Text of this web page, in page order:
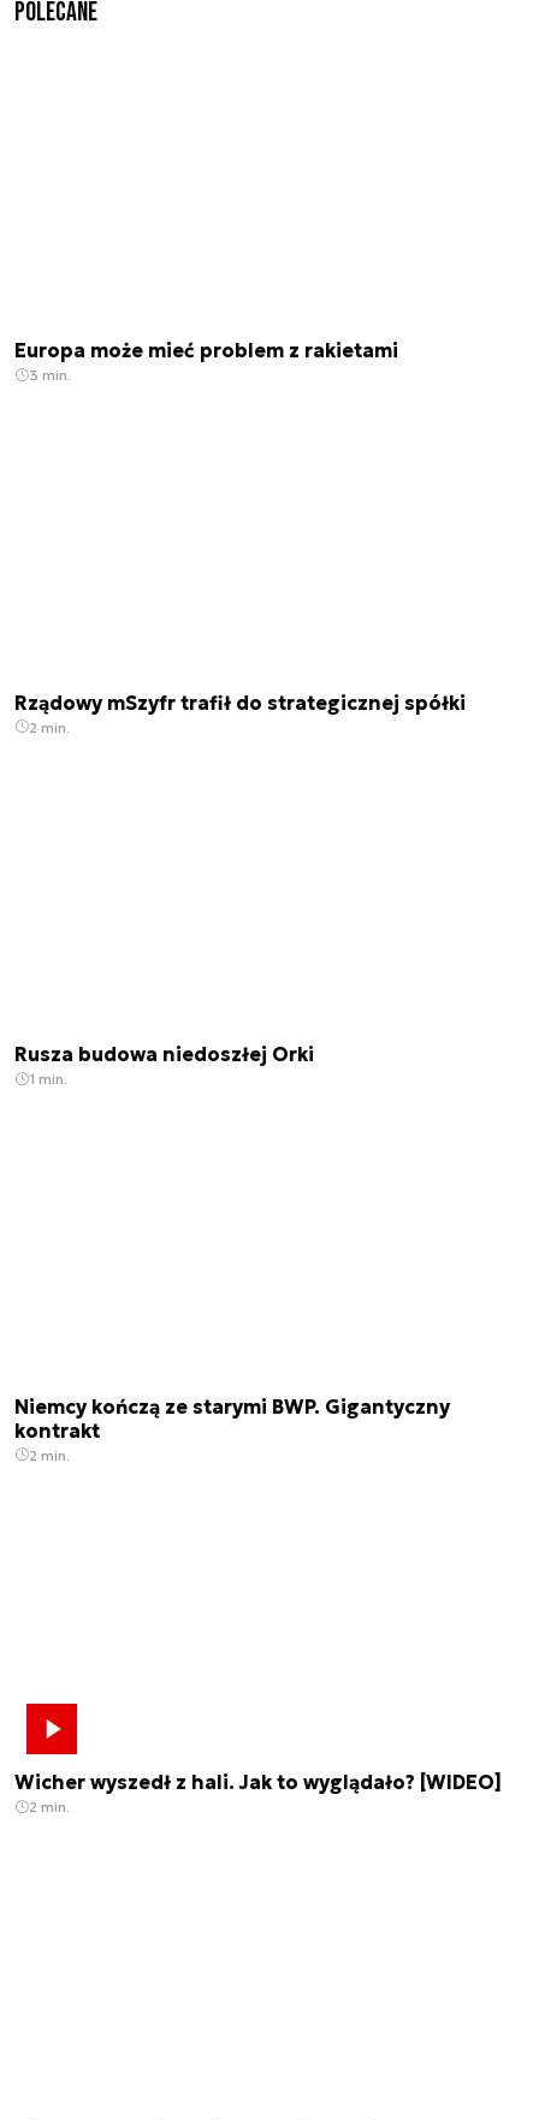
Polecane
Europa może mieć problem z rakietami
3 min.
Rządowy mSzyfr trafił do strategicznej spółki
2 min.
Rusza budowa niedoszłej Orki
1 min.
Niemcy kończą ze starymi BWP. Gigantyczny
kontrakt
2 min.
Wicher wyszedł z hali. Jak to wyglądało? [WIDEO]
2 min.